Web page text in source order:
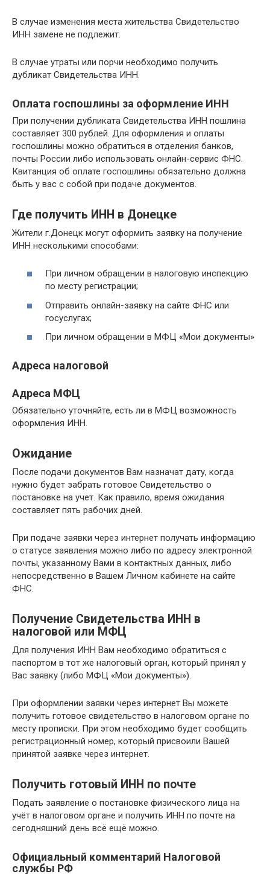
В случае изменения места жительства Свидетельство
ИНН замене не подлежит.
В случае утраты или порчи необходимо получить
дубликат Свидетельства ИНН.
Оплата госпошлины за оформление ИНН
При получении дубликата Свидетельства ИНН пошлина
составляет 300 рублей. Для оформления и оплаты
госпошлины можно обратиться в отделения банков,
почты России либо использовать онлайн-сервис ФНС.
Квитанция об оплате госпошлины обязательно должна
быть у вас с собой при подаче документов.
Где получить ИНН в Донецке
Жители г.Донецк могут оформить заявку на получение
ИНН несколькими способами:
При личном обращении в налоговую инспекцию
по месту регистрации;
Отправить онлайн-заявку на сайте ФНС или
госуслугах;
При личном обращении в МФЦ «Мои документы»
Адреса налоговой
Адреса МФЦ
Обязательно уточняйте, есть ли в МФЦ возможность
оформления ИНН.
Ожидание
После подачи документов Вам назначат дату, когда
нужно будет забрать готовое Свидетельство о
постановке на учет. Как правило, время ожидания
составляет пять рабочих дней.
При подаче заявки через интернет получать информацию
о статусе заявления можно либо по адресу электронной
почты, указанному Вами в контактных данных, либо
непосредственно в Вашем Личном кабинете на сайте
ФНС.
Получение Свидетельства ИНН в
налоговой или МФЦ
Для получения ИНН Вам необходимо обратиться с
паспортом в тот же налоговый орган, который принял у
Вас заявку (либо МФЦ «Мои документы»).
При оформлении заявки через интернет Вы можете
получить готовое свидетельство в налоговом органе по
месту прописки. При этом необходимо будет сообщить
регистрационный номер, который присвоили Вашей
принятой заявке через интернет.
Получить готовый ИНН по почте
Подать заявление о постановке физического лица на
учёт в налоговом органе и получить ИНН по почте на
сегодняшний день всё ещё можно.
Официальный комментарий Налоговой
службы РФ